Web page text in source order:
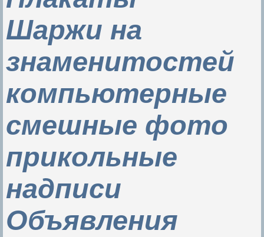
Шаржи на
знаменитостей
компьютерные
смешные фото
прикольные
надписи
Объявления